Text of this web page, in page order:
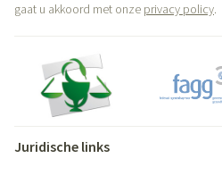
gaat u akkoord met onze privacy policy.
Juridische links